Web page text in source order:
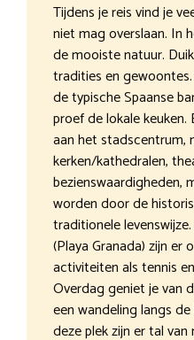
Tijdens je reis vind je
niet mag overslaan. In
de mooiste natuur.
tradities en
de typische Spaanse
proef de lokale
aan het stadscentrum,
kerken/kathedralen,
bezienswaardigheden,
worden door de
traditionele
(Playa Granada) zijn er
activiteiten als tennis
Overdag geniet je van
een wandeling langs
deze plek zijn er tal